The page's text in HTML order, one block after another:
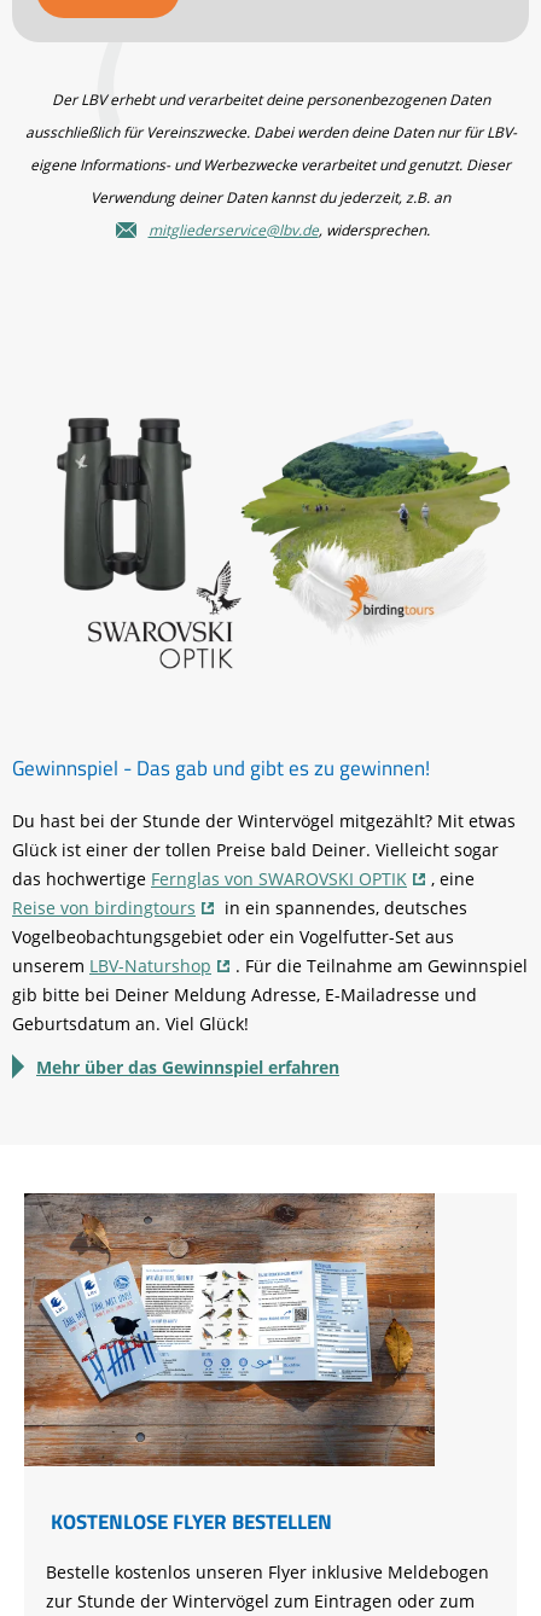
Der LBV erhebt und verarbeitet deine personenbezogenen Daten
ausschließlich für Vereinszwecke. Dabei werden deine Daten nur für LBV-
eigene Informations- und Werbezwecke verarbeitet und genutzt. Dieser
Verwendung deiner Daten kannst du jederzeit, z.B. an
mitgliederservice@lbv.de, widersprechen.
Gewinnspiel - Das gab und gibt es zu gewinnen!
Du hast bei der Stunde der Wintervögel mitgezählt? Mit etwas
Glück ist einer der tollen Preise bald Deiner. Vielleicht sogar
das hochwertige Fernglas von SWAROVSKI OPTIK
, eine
Reise von birdingtours
in ein spannendes, deutsches
Vogelbeobachtungsgebiet oder ein Vogelfutter-Set aus
unserem LBV-Naturshop
. Für die Teilnahme am Gewinnspiel
gib bitte bei Deiner Meldung Adresse, E-Mailadresse und
Geburtsdatum an. Viel Glück!
Mehr über das Gewinnspiel erfahren
KOSTENLOSE FLYER BESTELLEN
Bestelle kostenlos unseren Flyer inklusive Meldebogen
zur Stunde der Wintervögel zum Eintragen oder zum